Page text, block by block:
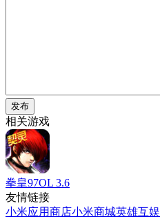
发布
相关游戏
拳皇97OL 3.6
友情链接
小米应用商店小米商城英雄互娱